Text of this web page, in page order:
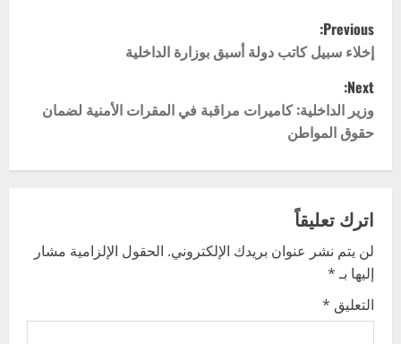
P
o
s
t
n
a
v
i
g
Previous:
إخلاء سبيل كاتب دولة أسبق بوزارة الداخلية
Next:
وزير الداخلية: كاميرات مراقبة في المقرات الأمنية لضمان
حقوق المواطن
اترك تعليقاً
لن يتم نشر عنوان بريدك الإلكتروني. الحقول الإلزامية مشار
إليها بـ*
التعليق *